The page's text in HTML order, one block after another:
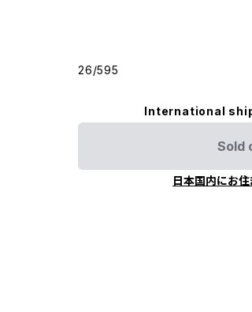
26/595
International
Sold
日本国内にお